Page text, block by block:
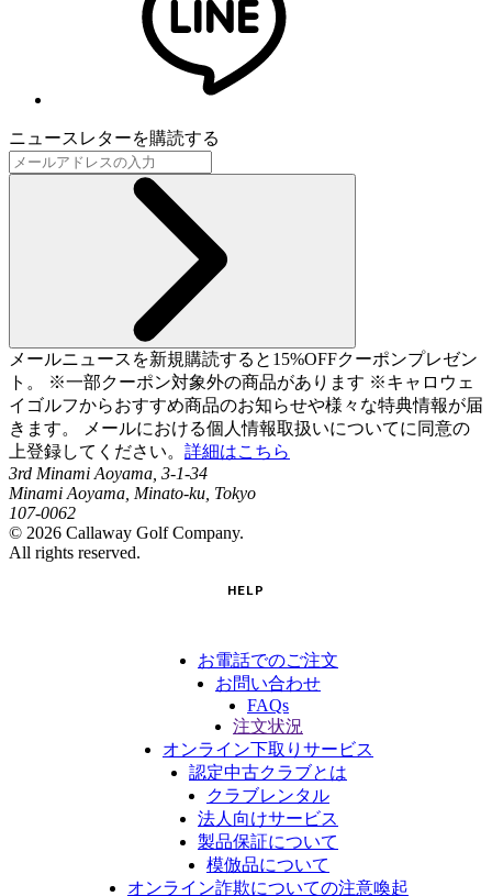
ニュースレターを購読する
メールニュースを新規購読すると15%OFFクーポンプレゼン
ト。 ※一部クーポン対象外の商品があります ※キャロウェ
イゴルフからおすすめ商品のお知らせや様々な特典情報が届
きます。 メールにおける個人情報取扱いについてに同意の
上登録してください。 詳細はこちら
3rd Minami Aoyama, 3-1-34
Minami Aoyama, Minato-ku, Tokyo
107-0062
© 2026 Callaway Golf Company.
All rights reserved.
HELP
お電話でのご注文
お問い合わせ
FAQs
注文状況
オンライン下取りサービス
認定中古クラブとは
クラブレンタル
法人向けサービス
製品保証について
模倣品について
オンライン詐欺についての注意喚起